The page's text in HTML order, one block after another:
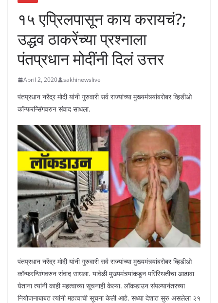
१५ एप्रिलपासून काय करायचं?;
उद्धव ठाकरेंच्या प्रश्नाला
पंतप्रधान मोदींनी दिलं उत्तर
April 2, 2020 sakhinewslive
पंतप्रधान नरेंद्र मोदी यांनी गुरुवारी सर्व राज्यांच्या मुख्यमंत्र्यांबरोबर व्हिडीओ
कॉन्फरन्सिंगवरुन संवाद साधला.
पंतप्रधान नरेंद्र मोदी यांनी गुरुवारी सर्व राज्यांच्या मुख्यमंत्र्यांबरोबर व्हिडीओ
कॉन्फरन्सिंगवरुन संवाद साधला. यावेळी मुख्यमंत्र्यांकडून परिस्थितीचा आढावा
घेताना त्यांनी काही महत्वाच्या सूचनाही केल्या. लॉकडाउन संपल्यानंतरच्या
नियोजनाबाबत त्यांनी महत्वाची सूचना केली आहे. सध्या देशात सुरु असलेला २१